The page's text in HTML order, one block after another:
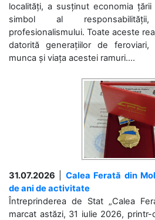
localități, a susținut economia
simbol al
profesionalismului. Toate aceste
datorită generațiilor de
munca și viața acestei ramuri....
31.07.2026
Calea Ferată din
de ani de activitate
Întreprinderea de Stat „Calea
marcat astăzi, 31 iulie 2026,